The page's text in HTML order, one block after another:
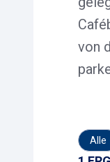
von
Alle